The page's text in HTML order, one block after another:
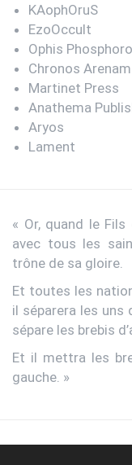
KAophOruS
EzoOccult
Ophis
Chronos Arenam
Martinet Press
Anathema
Aryos
Lament
« Or, quand le
avec tous les
trône de sa gloire.
Et toutes les
il séparera les uns
sépare les brebis
Et il mettra les
gauche. »